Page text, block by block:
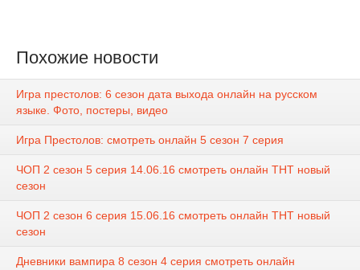
Похожие новости
Игра престолов: 6 сезон дата выхода онлайн на русском
языке. Фото, постеры, видео
Игра Престолов: смотреть онлайн 5 сезон 7 серия
ЧОП 2 сезон 5 серия 14.06.16 смотреть онлайн ТНТ новый
сезон
ЧОП 2 сезон 6 серия 15.06.16 смотреть онлайн ТНТ новый
сезон
Дневники вампира 8 сезон 4 серия смотреть онлайн